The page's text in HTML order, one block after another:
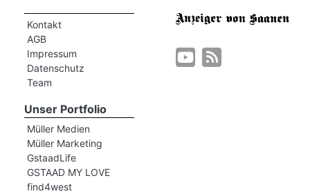
Kontakt
AGB
Impressum
Datenschutz
Team
Unser Portfolio
Müller Medien
Müller Marketing
GstaadLife
GSTAAD MY LOVE
find4west